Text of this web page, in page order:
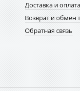
Доставка и оплата
Возврат и обмен
Обратная связь